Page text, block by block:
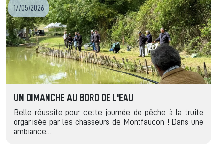
17/05/2026
UN DIMANCHE AU BORD DE L'EAU
Belle réussite pour cette journée de pêche à la truite
organisée par les chasseurs de Montfaucon ! Dans une
ambiance…